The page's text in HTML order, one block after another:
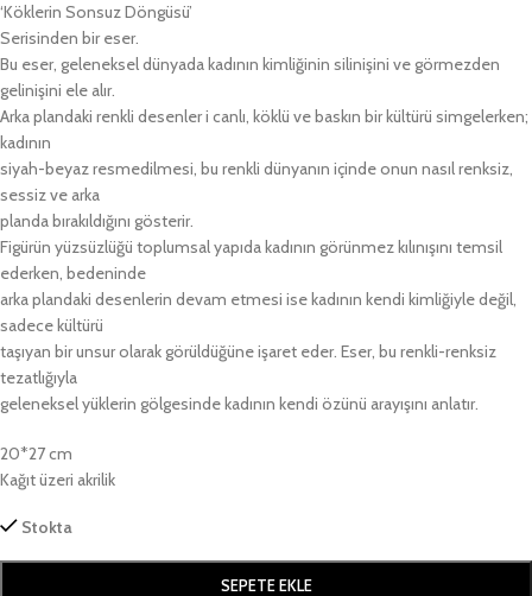
‘Köklerin Sonsuz Döngüsü’
Serisinden bir eser.
Bu eser, geleneksel dünyada kadının kimliğinin silinişini ve görmezden
gelinişini ele alır.
Arka plandaki renkli desenler i canlı, köklü ve baskın bir kültürü simgelerken;
kadının
siyah-beyaz resmedilmesi, bu renkli dünyanın içinde onun nasıl renksiz,
sessiz ve arka
planda bırakıldığını gösterir.
Figürün yüzsüzlüğü toplumsal yapıda kadının görünmez kılınışını temsil
ederken, bedeninde
arka plandaki desenlerin devam etmesi ise kadının kendi kimliğiyle değil,
sadece kültürü
taşıyan bir unsur olarak görüldüğüne işaret eder. Eser, bu renkli-renksiz
tezatlığıyla
geleneksel yüklerin gölgesinde kadının kendi özünü arayışını anlatır.
20*27 cm
Kağıt üzeri akrilik
Stokta
SEPETE EKLE